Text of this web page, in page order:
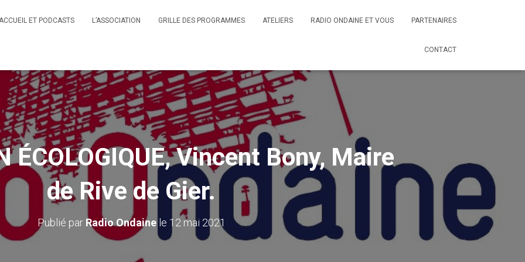
ET PODCASTS L’ASSOCIATION GRILLE DES PROGRAMMES ATELIERS RADIO ONDAINE ET VOUS PARTENAIRES
CONTACT
ÉCOLOGIQUE, Vincent Bony, Maire
de Rive de Gier.
Publié par Radio Ondainele 12 mai 2021